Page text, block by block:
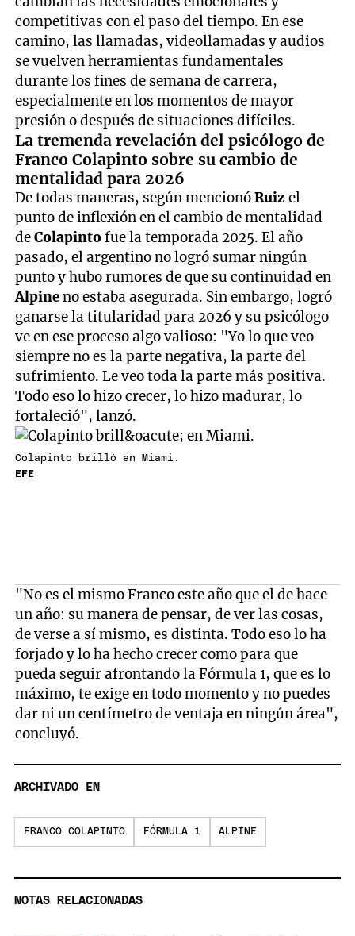
competitivas con el paso del tiempo. En ese
camino, las llamadas, videollamadas y audios
se vuelven herramientas fundamentales
durante los fines de semana de carrera,
especialmente en los momentos de mayor
presión o después de situaciones difíciles.
La tremenda revelación del psicólogo de
Franco Colapinto sobre su cambio de
mentalidad para 2026
De todas maneras, según mencionóRuizel
punto de inflexión en el cambio de mentalidad
deColapintofue la temporada 2025. El año
pasado, el argentino no logró sumar ningún
punto y hubo rumores de que su continuidad en
Alpineno estaba asegurada. Sin embargo, logró
ganarse la titularidad para 2026 y su psicólogo
ve en ese proceso algo valioso: "Yo lo que veo
siempre no es la parte negativa, la parte del
sufrimiento. Le veo toda la parte más positiva.
Todo eso lo hizo crecer, lo hizo madurar, lo
fortaleció", lanzó.
Colapinto brilló en Miami.
EFE
"No es el mismo Franco este año que el de hace
un año: su manera de pensar, de ver las cosas,
de verse a sí mismo, es distinta. Todo eso lo ha
forjado y lo ha hecho crecer como para que
pueda seguir afrontando la Fórmula 1, que es lo
máximo, te exige en todo momento y no puedes
dar ni un centímetro de ventaja en ningún área",
concluyó.
ARCHIVADO EN
FRANCO COLAPINTO FÓRMULA 1 ALPINE
NOTAS RELACIONADAS